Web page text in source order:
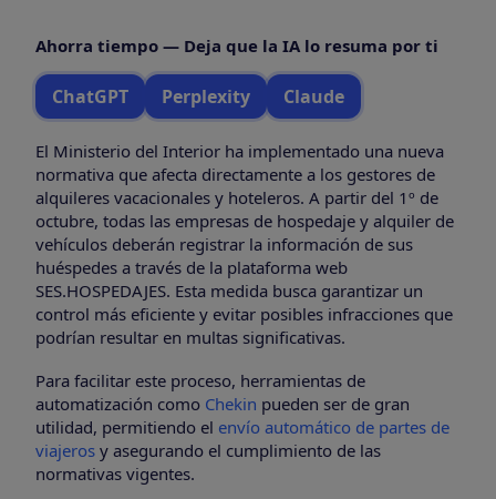
Ahorra tiempo — Deja que la IA lo resuma por ti
ChatGPT Perplexity Claude
El Ministerio del Interior ha implementado una nueva
normativa que afecta directamente a los gestores de
alquileres vacacionales y hoteleros. A partir del 1º de
octubre, todas las empresas de hospedaje y alquiler de
vehículos deberán registrar la información de sus
huéspedes a través de la plataforma web
SES.HOSPEDAJES. Esta medida busca garantizar un
control más eficiente y evitar posibles infracciones que
podrían resultar en multas significativas.
Para facilitar este proceso, herramientas de
automatización como Chekin pueden ser de gran
utilidad, permitiendo el envío automático de partes de
viajeros y asegurando el cumplimiento de las
normativas vigentes.